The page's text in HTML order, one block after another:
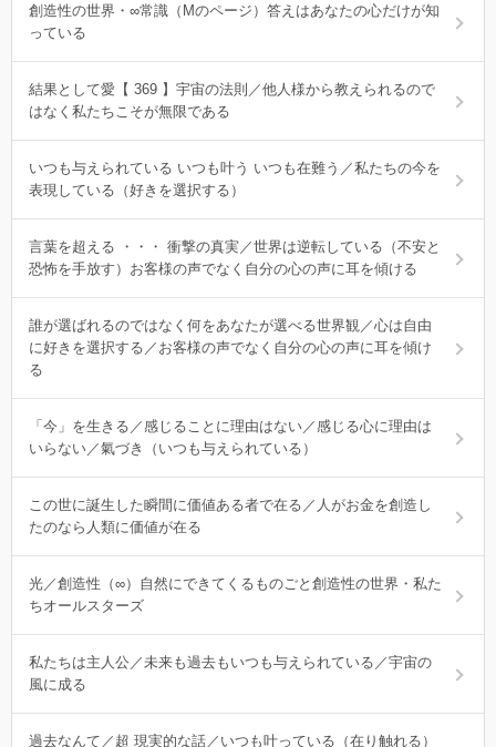
創造性の世界・∞常識（Mのページ）答えはあなたの心だけが知
っている
結果として愛【 369 】宇宙の法則／他人様から教えられるので
はなく私たちこそが無限である
いつも与えられている いつも叶う いつも在難う／私たちの今を
表現している（好きを選択する）
言葉を超える ・・・ 衝撃の真実／世界は逆転している（不安と
恐怖を手放す）お客様の声でなく自分の心の声に耳を傾ける
誰が選ばれるのではなく何をあなたが選べる世界観／心は自由
に好きを選択する／お客様の声でなく自分の心の声に耳を傾け
る
「今」を生きる／感じることに理由はない／感じる心に理由は
いらない／氣づき（いつも与えられている）
この世に誕生した瞬間に価値ある者で在る／人がお金を創造し
たのなら人類に価値が在る
光／創造性（∞）自然にできてくるものごと創造性の世界・私た
ちオールスターズ
私たちは主人公／未来も過去もいつも与えられている／宇宙の
風に成る
過去なんて／超 現実的な話／いつも叶っている（在り触れる）